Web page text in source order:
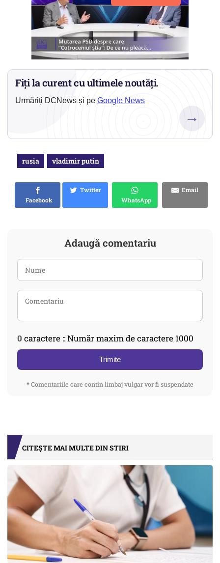
Fiți la curent cu ultimele noutăți.
Urmăriți DCNews și pe Google News
→
rusia vladimir putin
Facebook
Twitter
WhatsApp
Email
Adaugă comentariu
0 caractere :: Număr maxim de caractere 1000
Trimite
* Comentariile care contin limbaj vulgar vor fi suspendate
CITEȘTE MAI MULTE DIN STIRI